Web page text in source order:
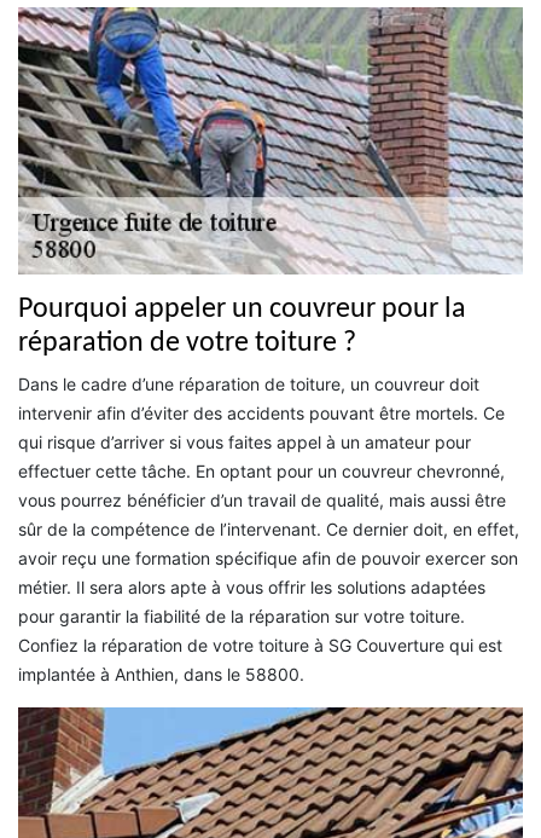
Pourquoi appeler un couvreur pour la
réparation de votre toiture ?
Dans le cadre d’une réparation de toiture, un couvreur doit
intervenir afin d’éviter des accidents pouvant être mortels. Ce
qui risque d’arriver si vous faites appel à un amateur pour
effectuer cette tâche. En optant pour un couvreur chevronné,
vous pourrez bénéficier d’un travail de qualité, mais aussi être
sûr de la compétence de l’intervenant. Ce dernier doit, en effet,
avoir reçu une formation spécifique afin de pouvoir exercer son
métier. Il sera alors apte à vous offrir les solutions adaptées
pour garantir la fiabilité de la réparation sur votre toiture.
Confiez la réparation de votre toiture à SG Couverture qui est
implantée à Anthien, dans le 58800.